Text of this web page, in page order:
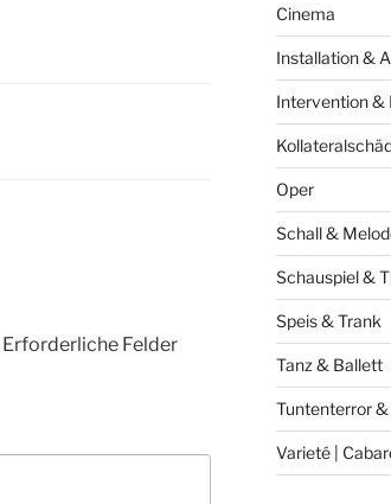
Erforderliche Felder
Cinema
Installation &
Intervention &
Oper
Schall &
Schauspiel &
Speis & Trank
Tanz & Ballett
Tuntenterror &
Varieté |